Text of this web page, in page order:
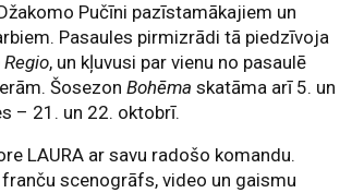
Pučīni pazīstamākajiem un
Pasaules pirmizrādi tā piedzīvoja
, un kļuvusi par vienu no pasaulē
ŠosezonBohēma skatāma arī 5. un
– 21. un 22. oktobrī.
LAURA ar savu radošo komandu.
scenogrāfs, video un gaismu